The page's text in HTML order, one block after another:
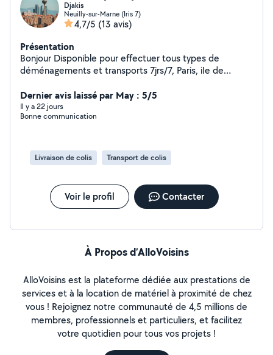
Djakis
Neuilly-sur-Marne (Iris 7)
4,7/5 (13 avis)
Présentation
Bonjour Disponible pour effectuer tous types de
déménagements et transports 7jrs/7, Paris, iIe de
meubles, cartons, effets personnels, Électroménagers
Déménagement des appartements, studios, maisons et
débarras des caves pour les encombrants Aide au
Dernier avis laissé par May : 5/5
Il y a 22 jours
Bonne communication
Livraison de colis Transport de colis
Voir le profil Contacter
À Propos d’AlloVoisins
AlloVoisins est la plateforme dédiée aux prestations de
services et à la location de matériel à proximité de chez
vous ! Rejoignez notre communauté de 4,5 millions de
membres, professionnels et particuliers, et facilitez
votre quotidien pour tous vos projets !